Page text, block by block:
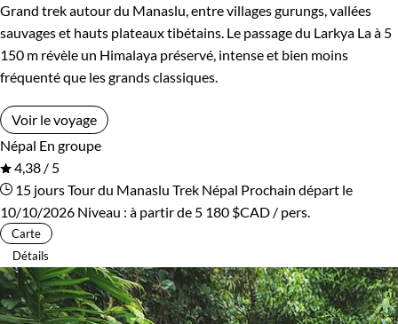
Grand trek autour du Manaslu, entre villages gurungs, vallées
sauvages et hauts plateaux tibétains. Le passage du Larkya La à 5
150 m révèle un Himalaya préservé, intense et bien moins
fréquenté que les grands classiques.
Voir le voyage
Népal En groupe
4,38 / 5
15 joursTour du Manaslu Trek Népal Prochain départ le
10/10/2026 Niveau : à partir de 5 180 $CAD / pers.
Carte
Détails